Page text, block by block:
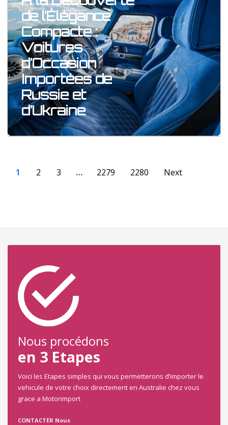
de l’Élégance
Compacte :
Voitures
d’Occasion
Importées de
Russie et
d’Ukraine
1 2 3 … 2279 2280 Next
Nous procédons
en 3 Etapes
Voici les Etapes simples qui vous permetterons d’importer le
vehicule de votre choix directement en Australie chez vous
grace a Motorimport
CONTACTER Nous